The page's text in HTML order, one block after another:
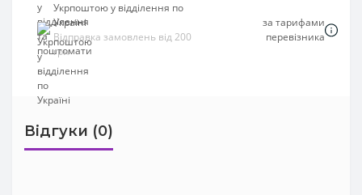
Укрпоштою у відділення по
Україні
Відправка замовлень від 200
грн
за тарифами
перевізника
Відгуки (0)